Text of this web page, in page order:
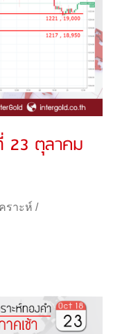
23 ตุลาคม
ราะห์ /